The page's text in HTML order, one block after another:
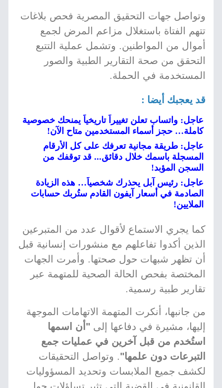
وتواصل جهات التحقيق المصرية فحص بلاغات
تتهم الفتاة باستغلال مزاعم المرض لجمع
أموال من المواطنين. وتشمل عملية التتبع
التحقق من صحة التقارير الطبية والصور
المستخدمة في الحملة.
قد يعجبك أيضا :
عاجل: واتساب تعلن تغييراً تاريخياً يمنحك خصوصية
كاملة… حجز أسماء المستخدمين متاح الآن!
عاجل: طريقة مجانية تعرفك على كل الأرقام
المسجلة باسمك خلال دقائق... قد توقفك من
السجن المؤبد!
عاجل: رئيس آبل يحذرك شخصياً… هذه الزيادة
الصادمة في أسعار آيفون القادم ستُربك حسابات
الملايين!
كما يجري الاستماع لأقوال عدد من المتبرعين
الذين أكدوا تفاعلهم مع منشورات إنسانية قبل
أن تظهر شبهات حول صحتها. وأمرت الجهات
المختصة بفحص الحالة الصحية للمتهمة عبر
تقارير طبية رسمية.
من جانبها، أنكرت المتهمة الاتهامات الموجهة
إليها، مشيرة في دفاعها إلى "أن اسمها
استُخدم من قبل آخرين في عمليات جمع
التبرعات دون علمها". وتواصل التحقيقات
لكشف جميع الملابسات وتحديد المسؤوليات